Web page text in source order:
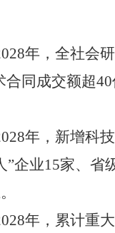
年，全社会
合同成交额超40
年，新增科
”企业15家、省
年，累计重